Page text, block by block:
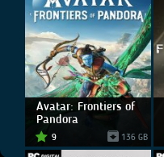
Avatar: Frontiers of
Pandora
9 136 GB